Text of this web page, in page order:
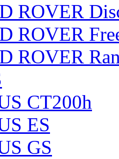
ROVER
ROVER
ROVER
CT200h
ES
GS